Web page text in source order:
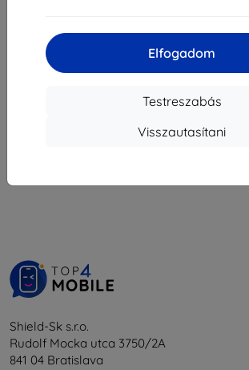
Elfogadom
Testreszabás
Visszautasítani
Raktáron 1 darab
Shield-Sk s.r.o.
Rudolf Mocka utca 3750/2A
841 04 Bratislava